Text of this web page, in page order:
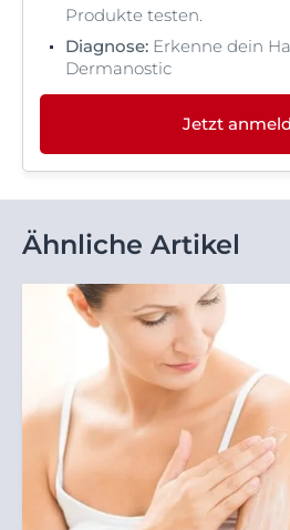
Produkte testen.
Diagnose: Erkenne dein
Dermanostic
Jetzt
Ähnliche Artikel